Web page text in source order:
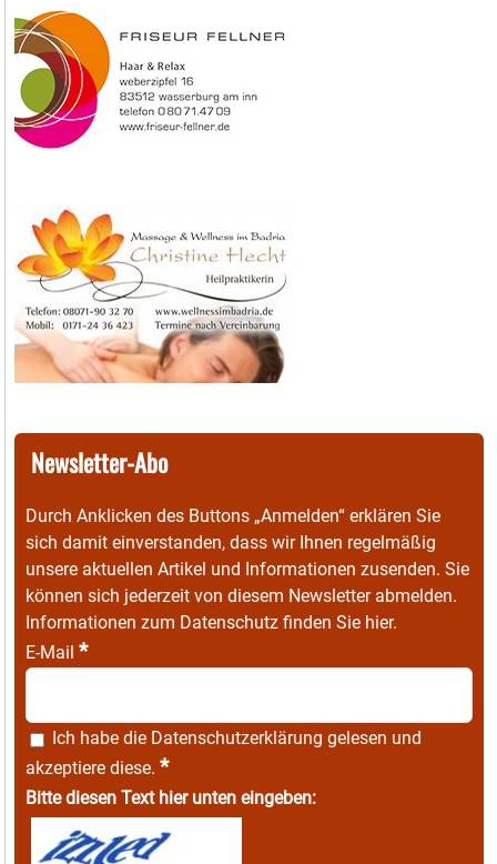
Newsletter-Abo
Durch Anklicken des Buttons „Anmelden“ erklären Sie
sich damit einverstanden, dass wir Ihnen regelmäßig
unsere aktuellen Artikel und Informationen zusenden. Sie
können sich jederzeit von diesem Newsletter abmelden.
Informationen zum Datenschutz finden Sie hier.
E-Mail *
Ich habe die Datenschutzerklärung gelesen und
akzeptiere diese. *
Bitte diesen Text hier unten eingeben: